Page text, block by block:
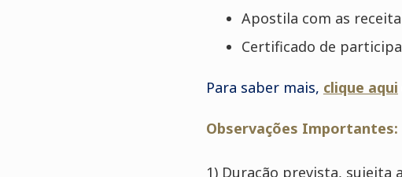
Apostila com as
Certificado de
Para saber mais, clique aqui
Observações Importantes:
1) Duração prevista, sujeita